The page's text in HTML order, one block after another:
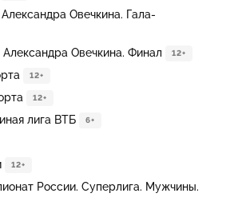
Овечкина. Гала-
Александра Овечкина. Финал 12+
12+
12+
лига ВТБ 6+
12+
России. Суперлига. Мужчины.